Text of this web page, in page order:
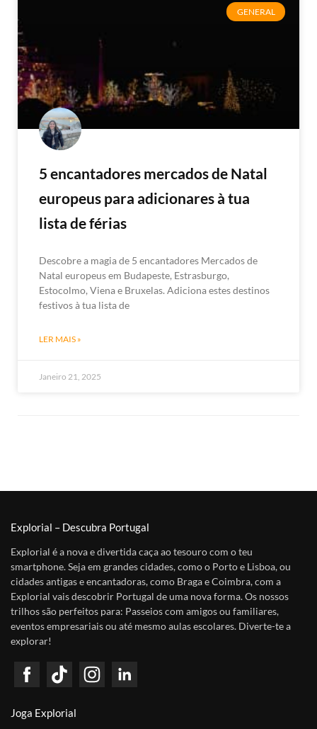
GENERAL
5 encantadores mercados de Natal
europeus para adicionares à tua
lista de férias
Descobre a magia de 5 encantadores Mercados de
Natal europeus em Budapeste, Estrasburgo,
Estocolmo, Viena e Bruxelas. Adiciona estes destinos
festivos à tua lista de
LER MAIS »
Janeiro 21, 2025
Explorial – Descubra Portugal
Explorial é a nova e divertida caça ao tesouro com o teu
smartphone. Seja em grandes cidades, como o Porto e Lisboa, ou
cidades antigas e encantadoras, como Braga e Coimbra, com a
Explorial vais descobrir Portugal de uma nova forma. Os nossos
trilhos são perfeitos para: Passeios com amigos ou familiares,
eventos empresariais ou até mesmo aulas escolares. Diverte-te a
explorar!
Joga Explorial